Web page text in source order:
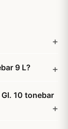
9 L?
10 tonebar